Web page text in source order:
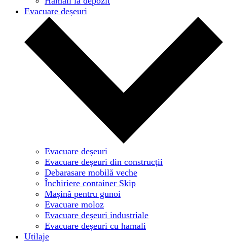
Evacuare deșeuri
Evacuare deșeuri
Evacuare deșeuri din construcții
Debarasare mobilă veche
Închiriere container Skip
Mașină pentru gunoi
Evacuare moloz
Evacuare deșeuri industriale
Evacuare deșeuri cu hamali
Utilaje